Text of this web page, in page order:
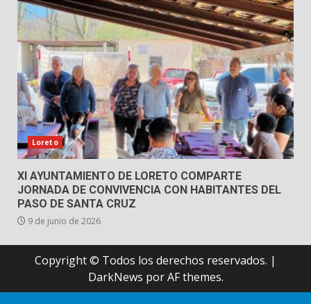
Loreto
XI AYUNTAMIENTO DE LORETO COMPARTE
JORNADA DE CONVIVENCIA CON HABITANTES DEL
PASO DE SANTA CRUZ
9 de junio de 2026
Copyright © Todos los derechos reservados. |
DarkNews por AF themes.